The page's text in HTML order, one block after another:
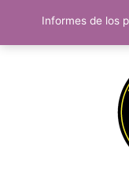
Informes de los